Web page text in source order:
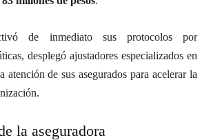
de inmediato sus protocolos por
desplegó ajustadores especializados en
de sus asegurados para acelerar la
la aseguradora